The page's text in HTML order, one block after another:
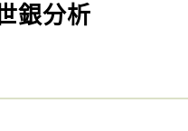
銀分析